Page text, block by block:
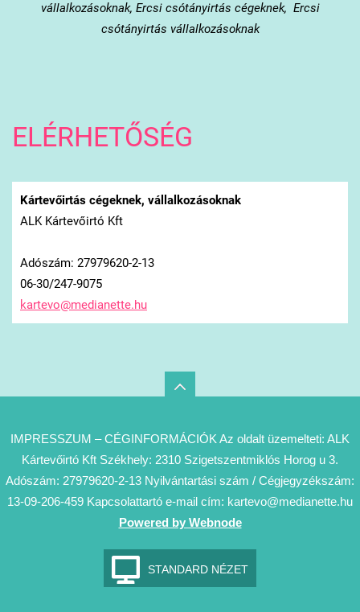
vállalkozásoknak, Ercsi csótányirtás cégeknek, Ercsi
csótányirtás vállalkozásoknak
ELÉRHETŐSÉG
Kártevőirtás cégeknek, vállalkozásoknak
ALK Kártevőirtó Kft
Adószám: 27979620-2-13
06-30/247-9075
kartevo@medianette.hu
IMPRESSZUM – CÉGINFORMÁCIÓK Az oldalt üzemelteti: ALK
Kártevőirtó Kft Székhely: 2310 Szigetszentmiklós Horog u 3.
Adószám: 27979620-2-13 Nyilvántartási szám / Cégjegyzékszám:
13-09-206-459 Kapcsolattartó e-mail cím: kartevo@medianette.hu
Powered by Webnode
STANDARD NÉZET